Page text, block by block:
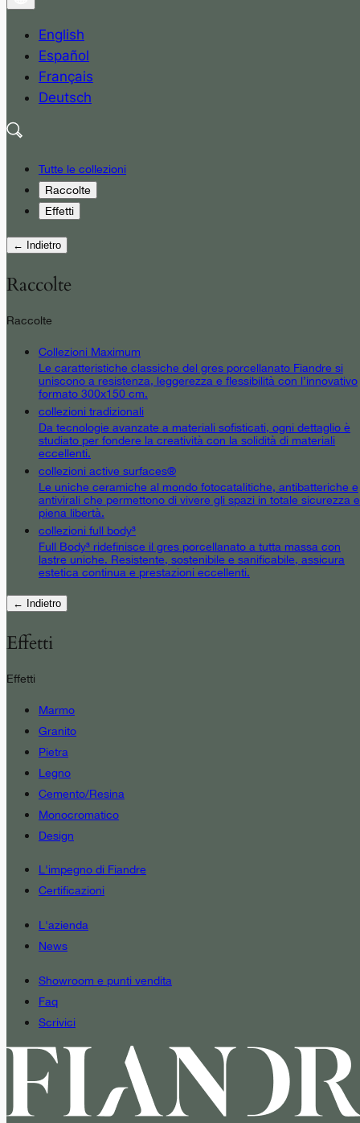
English
Español
Français
Deutsch
Tutte le collezioni
Raccolte
Effetti
← Indietro
Raccolte
Raccolte
Collezioni Maximum
Le caratteristiche classiche del gres porcellanato Fiandre si
uniscono a resistenza, leggerezza e flessibilità con l’innovativo
formato 300x150 cm.
collezioni tradizionali
Da tecnologie avanzate a materiali sofisticati, ogni dettaglio è
studiato per fondere la creatività con la solidità di materiali
eccellenti.
collezioni active surfaces®
Le uniche ceramiche al mondo fotocatalitiche, antibatteriche e
antivirali che permettono di vivere gli spazi in totale sicurezza e
piena libertà.
collezioni full body³
Full Body³ ridefinisce il gres porcellanato a tutta massa con
lastre uniche. Resistente, sostenibile e sanificabile, assicura
estetica continua e prestazioni eccellenti.
← Indietro
Effetti
Effetti
Marmo
Granito
Pietra
Legno
Cemento/Resina
Monocromatico
Design
L'impegno di Fiandre
Certificazioni
L'azienda
News
Showroom e punti vendita
Faq
Scrivici